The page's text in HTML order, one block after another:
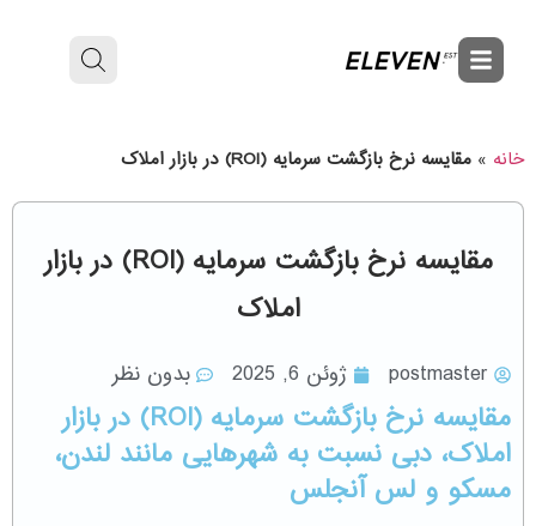
خانه » مقایسه نرخ بازگشت سرمایه (ROI) در بازار املاک
مقایسه نرخ بازگشت سرمایه (ROI) در بازار
املاک
postmaster ژوئن 6, 2025 بدون نظر
​مقایسه نرخ بازگشت سرمایه (ROI) در بازار
املاک، دبی نسبت به شهرهایی مانند لندن،
مسکو و لس آنجلس